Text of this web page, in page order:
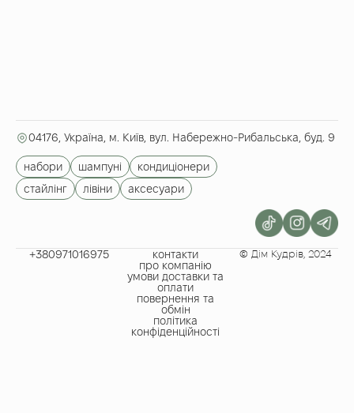
04176, Україна, м. Київ, вул. Набережно-Рибальська, буд. 9
набори шампуні
кондиціонери
стайлінг
лівіни аксесуари
+380971016975​
контакти
про компанію
умови доставки та
оплати
повернення та
обмін
політика
конфіденційності
© Дім Кудрів, 2024